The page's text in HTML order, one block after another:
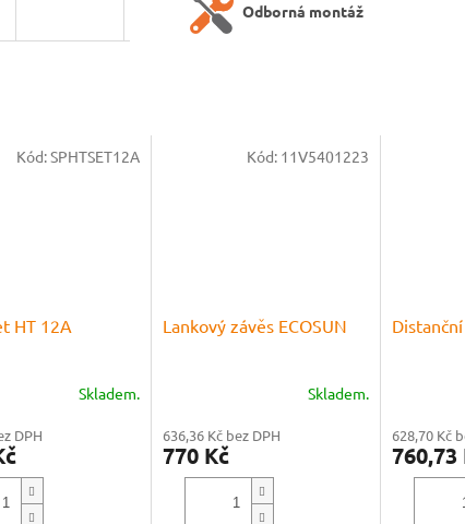
R
Odborná montáž
HT 12A
Skladem.
DPH
Kód:SPHTSET12A
Lankový závěs ECOSUN
Skladem.
636,36 Kč bez DPH
770 Kč
Kód: 11V5401223
628,70 Kč
760,73